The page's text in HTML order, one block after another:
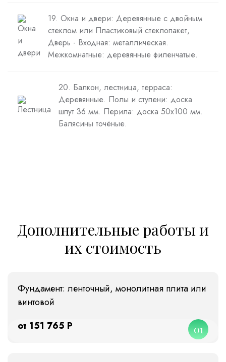
19. Окна и двери: Деревянные с двойным
стеклом или Пластиковый стеклопакет,
Дверь - Входная: металлическая.
Межкомнатные: деревянные филенчатые.
20. Балкон, лестница, терраса:
Деревянные. Полы и ступени: доска
шпут 36 мм. Перила: доска 50х100 мм.
Балясины точёные.
Дополнительные работы и
их стоимость
Фундамент: ленточный, монолитная плита или
винтовой
от 151 765 Р
01